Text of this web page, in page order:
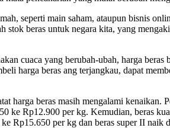
seperti main saham, ataupun bisnis
beras untuk negara kita, yang
cuaca yang berubah-ubah, harga
harga beras ang terjangkau, dapat
harga beras masih mengalami
ke Rp12.900 per kg. Kemudian, beras
Rp15.650 per kg dan beras super II naik